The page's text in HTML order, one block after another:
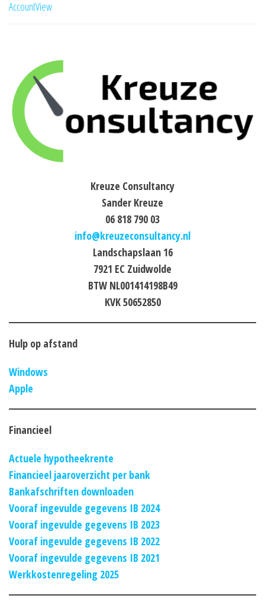
AccountView
Kreuze Consultancy
Sander Kreuze
06 818 790 03
info@kreuzeconsultancy.nl
Landschapslaan 16
7921 EC Zuidwolde
BTW NL001414198B49
KVK 50652850
Hulp op afstand
Windows
Apple
Financieel
Actuele hypotheekrente
Financieel jaaroverzicht per bank
Bankafschriften downloaden
Vooraf ingevulde gegevens IB 2024
Vooraf ingevulde gegevens IB 2023
Vooraf ingevulde gegevens IB 2022
Vooraf ingevulde gegevens IB 2021
Werkkostenregeling 2025